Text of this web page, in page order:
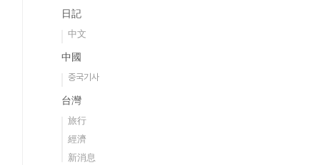
日記
中文
中國
중국기사
台灣
旅行
經濟
新消息